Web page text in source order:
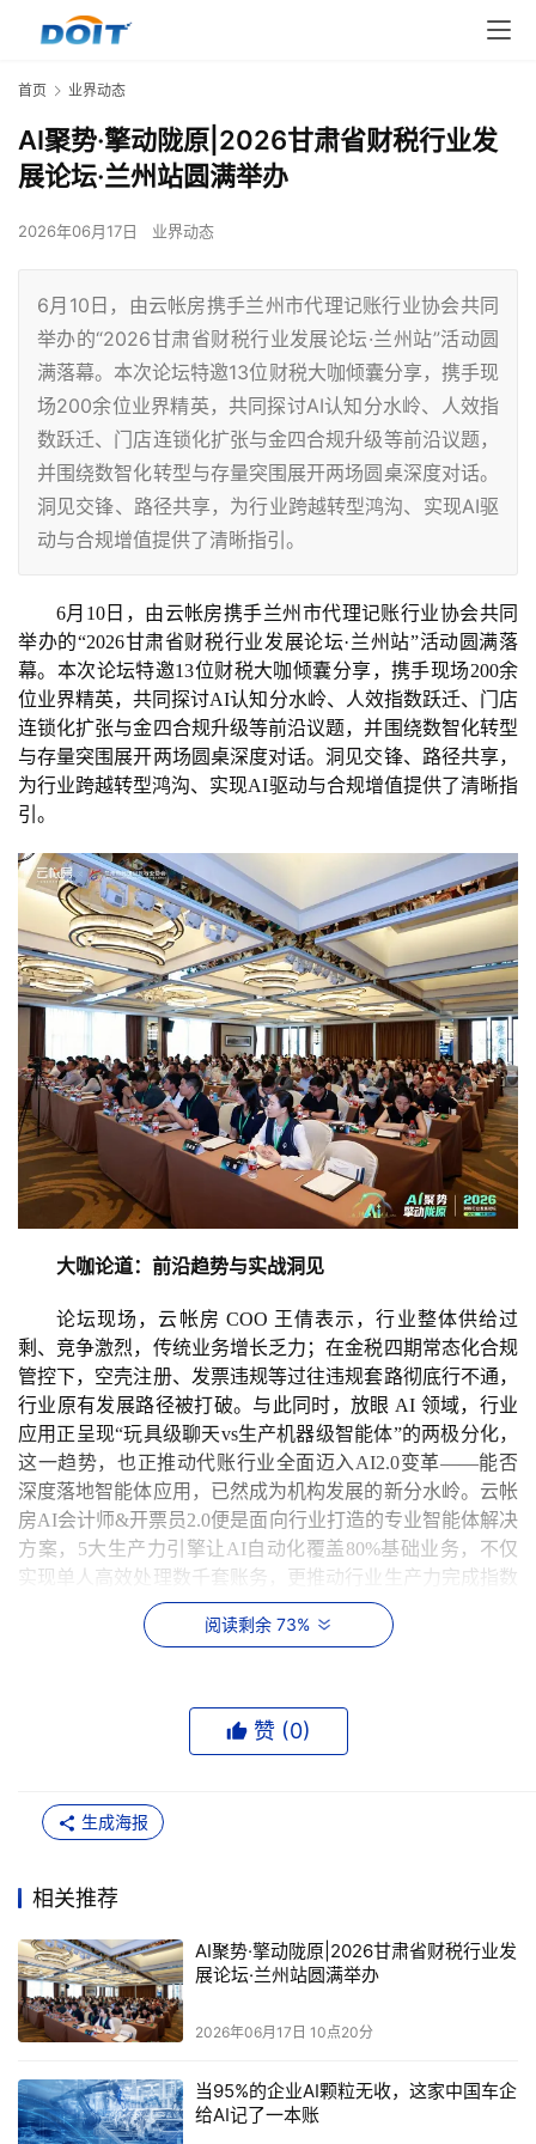
首页 业界动态
AI聚势·擎动陇原|2026甘肃省财税行业发
展论坛·兰州站圆满举办
2026年06月17日 业界动态
6月10日，由云帐房携手兰州市代理记账行业协会共同
举办的“2026甘肃省财税行业发展论坛·兰州站”活动圆
满落幕。本次论坛特邀13位财税大咖倾囊分享，携手现
场200余位业界精英，共同探讨AI认知分水岭、人效指
数跃迁、门店连锁化扩张与金四合规升级等前沿议题，
并围绕数智化转型与存量突围展开两场圆桌深度对话。
洞见交锋、路径共享，为行业跨越转型鸿沟、实现AI驱
动与合规增值提供了清晰指引。
6月10日，由云帐房携手兰州市代理记账行业协会共同
举办的“2026甘肃省财税行业发展论坛·兰州站”活动圆满落
幕。本次论坛特邀13位财税大咖倾囊分享，携手现场200余
位业界精英，共同探讨AI认知分水岭、人效指数跃迁、门店
连锁化扩张与金四合规升级等前沿议题，并围绕数智化转型
与存量突围展开两场圆桌深度对话。洞见交锋、路径共享，
为行业跨越转型鸿沟、实现AI驱动与合规增值提供了清晰指
引。
大咖论道：前沿趋势与实战洞见
论坛现场，云帐房 COO 王倩表示，行业整体供给过
剩、竞争激烈，传统业务增长乏力；在金税四期常态化合规
管控下，空壳注册、发票违规等过往违规套路彻底行不通，
行业原有发展路径被打破。与此同时，放眼 AI 领域，行业
应用正呈现“玩具级聊天vs生产机器级智能体”的两极分化，
这一趋势，也正推动代账行业全面迈入AI2.0变革——能否
深度落地智能体应用，已然成为机构发展的新分水岭。云帐
房AI会计师&开票员2.0便是面向行业打造的专业智能体解决
方案，5大生产力引擎让AI自动化覆盖80%基础业务，不仅
实现单人高效处理数千套账务，更推动行业生产力完成指数
级跃升。王倩强调，行业变革窗口短暂，传统代账机构必须
紧抓机遇，依托智能化产品完成转型，把人力从基础账务中
阅读剩余 73%
赞 (0)
生成海报
相关推荐
AI聚势·擎动陇原|2026甘肃省财税行业发
展论坛·兰州站圆满举办
2026年06月17日 10点20分
当95%的企业AI颗粒无收，这家中国车企
给AI记了一本账